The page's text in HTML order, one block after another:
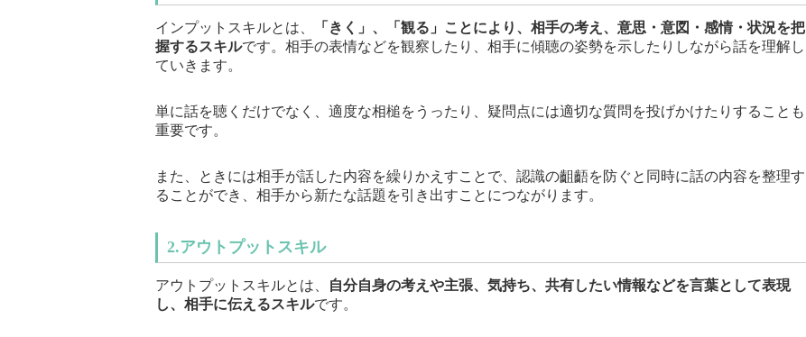
インプットスキルとは、
「きく」、「観る」ことにより、相手の考え、意思・意図・感情・状況を把
握するスキルです。相手の表情などを観察したり、相手に傾聴の姿勢を示したりしながら話を理解し
ていきます。
単に話を聴くだけでなく、適度な相槌をうったり、疑問点には適切な質問を投げかけたりすることも
重要です。
また、ときには相手が話した内容を繰りかえすことで、認識の齟齬を防ぐと同時に話の内容を整理す
ることができ、相手から新たな話題を引き出すことにつながります。
2.アウトプットスキル
アウトプットスキルとは、
自分自身の考えや主張、気持ち、共有したい情報などを言葉として表現
し、相手に伝えるスキルです。